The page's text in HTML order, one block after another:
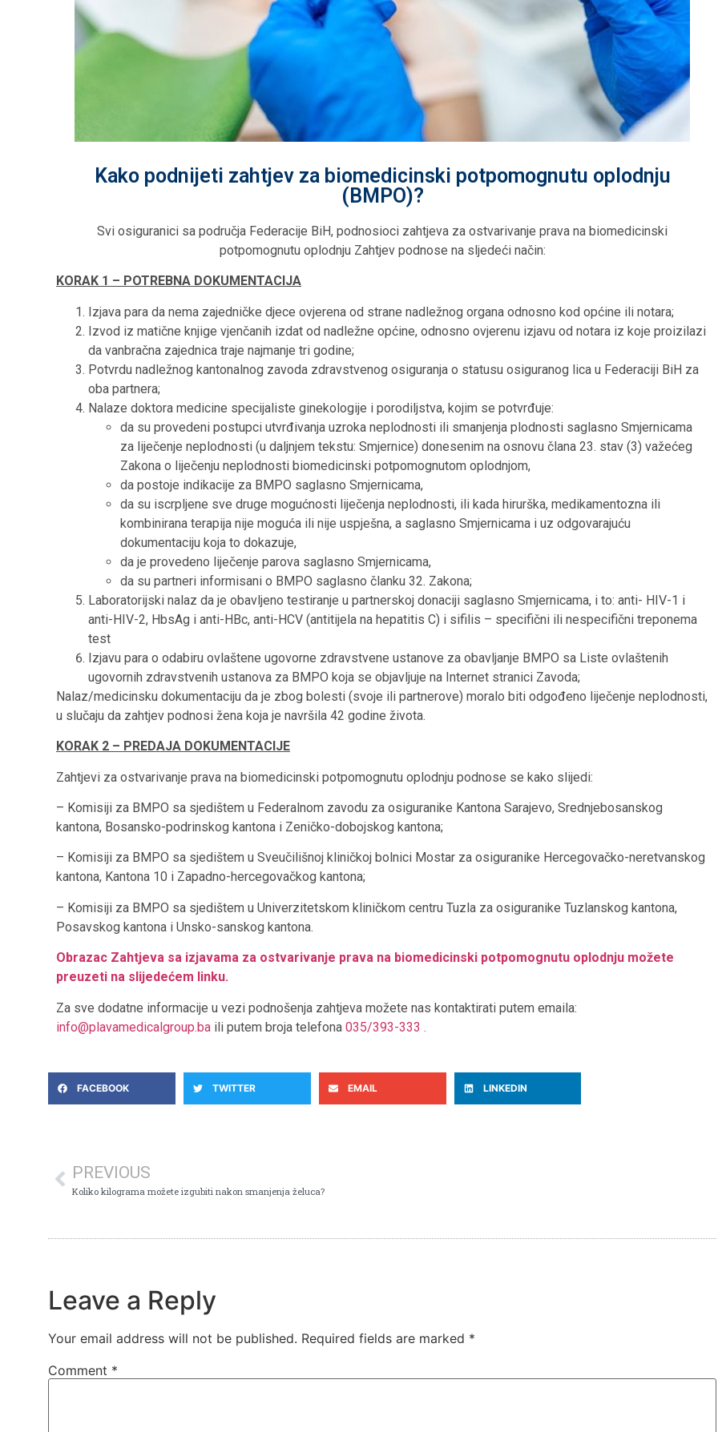
Kako podnijeti zahtjev za biomedicinski potpomognutu oplodnju
(BMPO)?
Svi osiguranici sa područja Federacije BiH, podnosioci zahtjeva za ostvarivanje prava na biomedicinski
potpomognutu oplodnju Zahtjev podnose na sljedeći način:
KORAK 1 – POTREBNA DOKUMENTACIJA
Izjava para da nema zajedničke djece ovjerena od strane nadležnog organa odnosno kod općine ili notara;
Izvod iz matične knjige vjenčanih izdat od nadležne općine, odnosno ovjerenu izjavu od notara iz koje proizilazi
da vanbračna zajednica traje najmanje tri godine;
Potvrdu nadležnog kantonalnog zavoda zdravstvenog osiguranja o statusu osiguranog lica u Federaciji BiH za
oba partnera;
Nalaze doktora medicine specijaliste ginekologije i porodiljstva, kojim se potvrđuje:
da su provedeni postupci utvrđivanja uzroka neplodnosti ili smanjenja plodnosti saglasno Smjernicama
za liječenje neplodnosti (u daljnjem tekstu: Smjernice) donesenim na osnovu člana 23. stav (3) važećeg
Zakona o liječenju neplodnosti biomedicinski potpomognutom oplodnjom,
da postoje indikacije za BMPO saglasno Smjernicama,
da su iscrpljene sve druge mogućnosti liječenja neplodnosti, ili kada hirurška, medikamentozna ili
kombinirana terapija nije moguća ili nije uspješna, a saglasno Smjernicama i uz odgovarajuću
dokumentaciju koja to dokazuje,
da je provedeno liječenje parova saglasno Smjernicama,
da su partneri informisani o BMPO saglasno članku 32. Zakona;
Laboratorijski nalaz da je obavljeno testiranje u partnerskoj donaciji saglasno Smjernicama, i to: anti- HIV-1 i
anti-HIV-2, HbsAg i anti-HBc, anti-HCV (antitijela na hepatitis C) i sifilis – specifični ili nespecifični treponema
test
Izjavu para o odabiru ovlaštene ugovorne zdravstvene ustanove za obavljanje BMPO sa Liste ovlaštenih
ugovornih zdravstvenih ustanova za BMPO koja se objavljuje na Internet stranici Zavoda;
Nalaz/medicinsku dokumentaciju da je zbog bolesti (svoje ili partnerove) moralo biti odgođeno liječenje neplodnosti,
u slučaju da zahtjev podnosi žena koja je navršila 42 godine života.
KORAK 2 – PREDAJA DOKUMENTACIJE
Zahtjevi za ostvarivanje prava na biomedicinski potpomognutu oplodnju podnose se kako slijedi:
– Komisiji za BMPO sa sjedištem u Federalnom zavodu za osiguranike Kantona Sarajevo, Srednjebosanskog
kantona, Bosansko-podrinskog kantona i Zeničko-dobojskog kantona;
– Komisiji za BMPO sa sjedištem u Sveučilišnoj kliničkoj bolnici Mostar za osiguranike Hercegovačko-neretvanskog
kantona, Kantona 10 i Zapadno-hercegovačkog kantona;
– Komisiji za BMPO sa sjedištem u Univerzitetskom kliničkom centru Tuzla za osiguranike Tuzlanskog kantona,
Posavskog kantona i Unsko-sanskog kantona.
Obrazac Zahtjeva sa izjavama za ostvarivanje prava na biomedicinski potpomognutu oplodnju možete
preuzeti na slijedećem linku.
Za sve dodatne informacije u vezi podnošenja zahtjeva možete nas kontaktirati putem emaila:
info@plavamedicalgroup.ba ili putem broja telefona 035/393-333 .
FACEBOOK TWITTER EMAIL LINKEDIN
PREVIOUS
Koliko kilograma možete izgubiti nakon smanjenja želuca?
Leave a Reply
Your email address will not be published. Required fields are marked *
Comment *